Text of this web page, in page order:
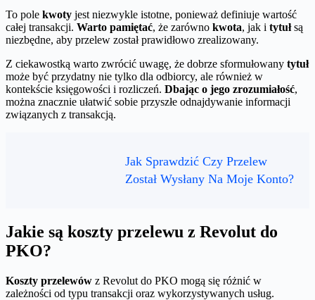
To pole kwoty jest niezwykle istotne, ponieważ definiuje wartość
całej transakcji. Warto pamiętać, że zarówno kwota, jak i tytułsą
niezbędne, aby przelew został prawidłowo zrealizowany.
Z ciekawostką warto zwrócić uwagę, że dobrze sformułowany tytuł
może być przydatny nie tylko dla odbiorcy, ale również w
kontekście księgowości i rozliczeń. Dbając o jego zrozumiałość,
można znacznie ułatwić sobie przyszłe odnajdywanie informacji
związanych z transakcją.
Jak Sprawdzić Czy Przelew
Został Wysłany Na Moje Konto?
Jakie są koszty przelewu z Revolut do
PKO?
Koszty przelewów z Revolut do PKO mogą się różnić w
zależności od typu transakcji oraz wykorzystywanych usług.